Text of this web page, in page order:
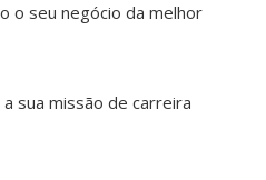
o seu negócio da melhor
sua missão de carreira